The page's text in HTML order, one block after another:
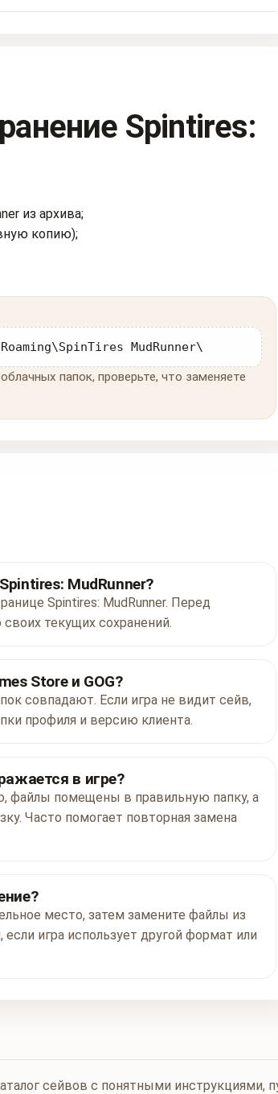
Spintires:
из архива;
копию);
MudRunner\
папок, проверьте, что заменяете
MudRunner?
Spintires: MudRunner. Перед
текущих сохранений.
Store и GOG?
совпадают. Если игра не видит сейв,
профиля и версию клиента.
в игре?
файлы помещены в правильную папку, а
Часто помогает повторная замена
место, затем замените файлы из
игра использует другой формат или
сейвов с понятными инструкциями,